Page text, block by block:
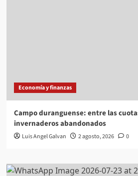
Economía y finanzas
Campo duranguense: entre las
invernaderos abandonados
Luis Angel Galvan 2 agosto, 2026 0